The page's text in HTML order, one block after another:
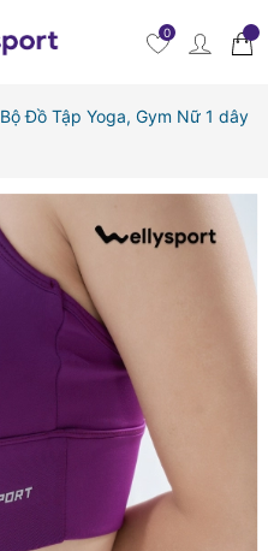
0
Bộ Đồ Tập Yoga, Gym Nữ 1 dây